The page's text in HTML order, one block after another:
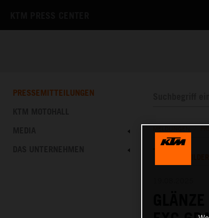
PRESSEMITTEILUNGEN